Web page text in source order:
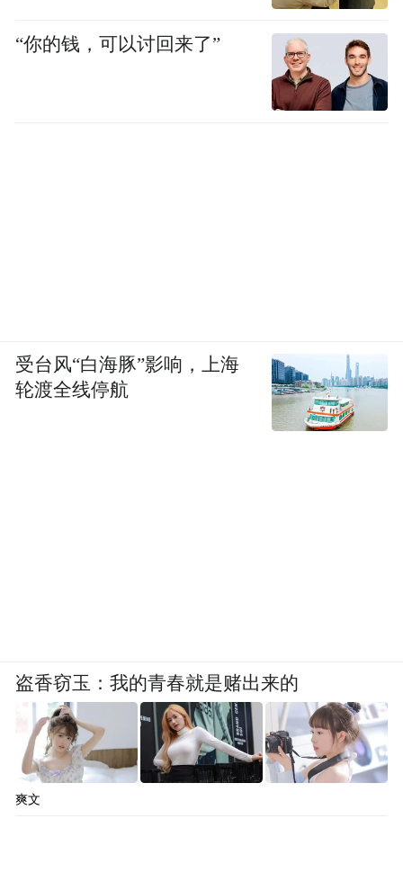
“你的钱，可以讨回来了”
受台风“白海豚”影响，上海
轮渡全线停航
盗香窃玉：我的青春就是赌出来的
爽文